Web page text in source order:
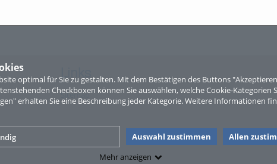
optimal für Sie zu gestalten. Mit dem Bestätigen des Buttons
Checkboxen können Sie auswählen, welche Cookie-Kategorien
erhalten Sie eine Beschreibung jeder Kategorie. Weitere Informationen
Auswahl zustimmen
Allen
Mehr anzeigen
Links
Sitemap